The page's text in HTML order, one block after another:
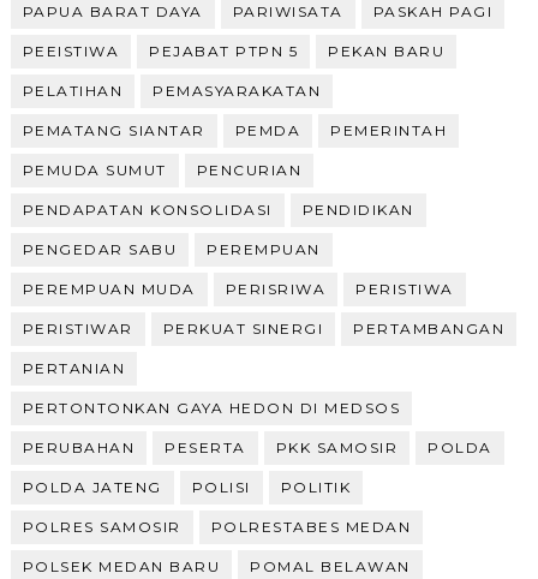
PAPUA BARAT DAYA PARIWISATA PASKAH PAGI
PEEISTIWA PEJABAT PTPN 5 PEKAN BARU
PELATIHAN PEMASYARAKATAN
PEMATANG SIANTAR PEMDA PEMERINTAH
PEMUDA SUMUT PENCURIAN
PENDAPATAN KONSOLIDASI PENDIDIKAN
PENGEDAR SABU PEREMPUAN
PEREMPUAN MUDA PERISRIWA PERISTIWA
PERISTIWAR PERKUAT SINERGI PERTAMBANGAN
PERTANIAN
PERTONTONKAN GAYA HEDON DI MEDSOS
PERUBAHAN PESERTA PKK SAMOSIR POLDA
POLDA JATENG POLISI POLITIK
POLRES SAMOSIR POLRESTABES MEDAN
POLSEK MEDAN BARU POMAL BELAWAN